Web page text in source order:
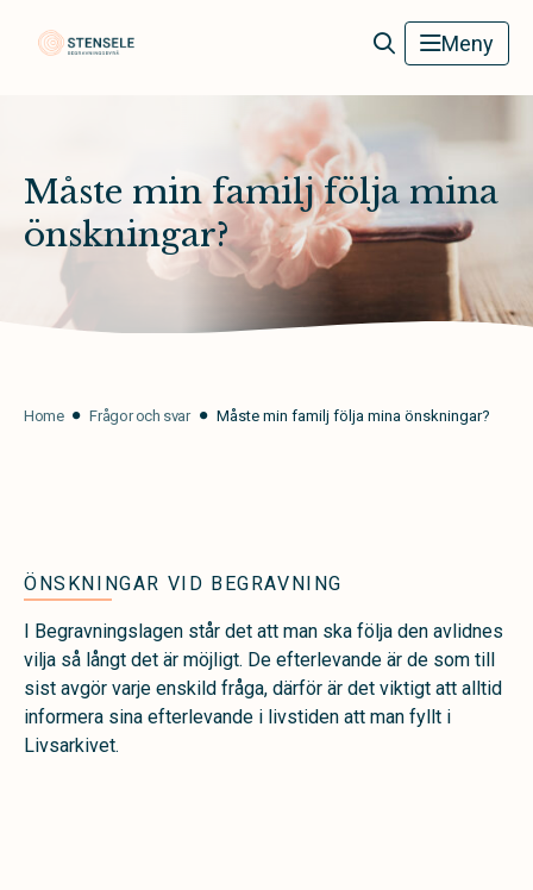
Meny
Måste min familj följa mina
önskningar?
Home Frågor och svar Måste min familj följa mina önskningar?
ÖNSKNINGAR VID BEGRAVNING
I Begravningslagen står det att man ska följa den avlidnes
vilja så långt det är möjligt. De efterlevande är de som till
sist avgör varje enskild fråga, därför är det viktigt att alltid
informera sina efterlevande i livstiden att man fyllt i
Livsarkivet.